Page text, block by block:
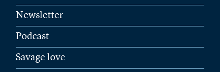
Newsletter
Podcast
Savage love